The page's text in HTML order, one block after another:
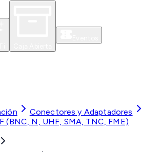
Conectores y Adaptadores
(BNC, N, UHF, SMA, TNC, FME)